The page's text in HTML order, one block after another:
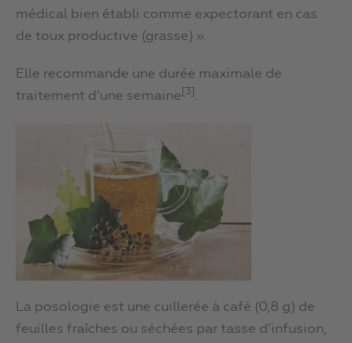
médical bien établi comme expectorant en cas
de toux productive (grasse) ».
Elle recommande une durée maximale de
traitement d’une semaine [3] .
La posologie est une cuillerée à café (0,8 g) de
feuilles fraîches ou séchées par tasse d’infusion,